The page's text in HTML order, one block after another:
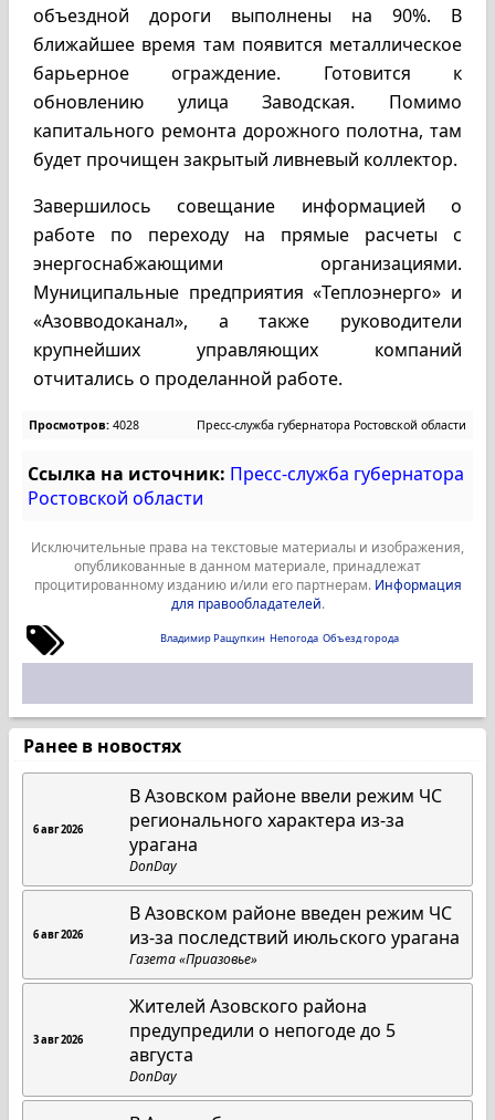
объездной дороги выполнены на 90%. В
ближайшее время там появится металлическое
барьерное ограждение. Готовится к
обновлению улица Заводская. Помимо
капитального ремонта дорожного полотна, там
будет прочищен закрытый ливневый коллектор.
Завершилось совещание информацией о
работе по переходу на прямые расчеты с
энергоснабжающими организациями.
Муниципальные предприятия «Теплоэнерго» и
«Азовводоканал», а также руководители
крупнейших управляющих компаний
отчитались о проделанной работе.
Просмотров: 4028 Пресс-служба губернатора Ростовской области
Ссылка на источник: Пресс-служба губернатора
Ростовской области
Исключительные права на текстовые материалы и изображения,
опубликованные в данном материале, принадлежат
процитированному изданию и/или его партнерам. Информация
для правообладателей.
Владимир Ращупкин Непогода Объезд города
Ранее в новостях
6 авг 2026
В Азовском районе ввели режим ЧС
регионального характера из-за
урагана
DonDay
6 авг 2026
В Азовском районе введен режим ЧС
из-за последствий июльского урагана
Газета «Приазовье»
3 авг 2026
Жителей Азовского района
предупредили о непогоде до 5
августа
DonDay